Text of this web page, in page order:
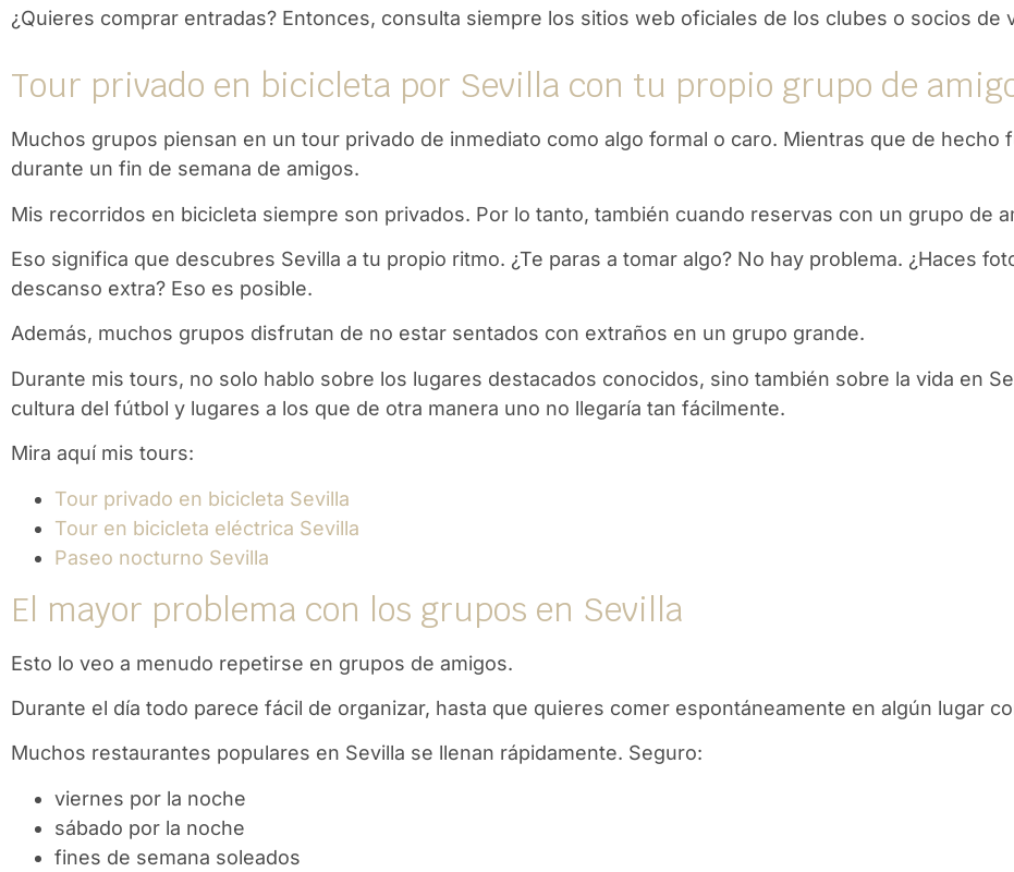
¿Quieres comprar entradas? Entonces, consulta siempre los sitios web oficiales de los clubes o socios de
Tour privado en bicicleta por Sevilla con tu propio grupo de
Muchos grupos piensan en un tour privado de inmediato como algo formal o caro. Mientras que de hecho
durante un fin de semana de amigos.
Mis recorridos en bicicleta siempre son privados. Por lo tanto, también cuando reservas con un grupo de
Eso significa que descubres Sevilla a tu propio ritmo. ¿Te paras a tomar algo? No hay problema. ¿Haces
descanso extra? Eso es posible.
Además, muchos grupos disfrutan de no estar sentados con extraños en un grupo grande.
Durante mis tours, no solo hablo sobre los lugares destacados conocidos, sino también sobre la vida en
cultura del fútbol y lugares a los que de otra manera uno no llegaría tan fácilmente.
Mira aquí mis tours:
Tour privado en bicicleta Sevilla
Tour en bicicleta eléctrica Sevilla
Paseo nocturno Sevilla
El mayor problema con los grupos en Sevilla
Esto lo veo a menudo repetirse en grupos de amigos.
Durante el día todo parece fácil de organizar, hasta que quieres comer espontáneamente en algún lugar
Muchos restaurantes populares en Sevilla se llenan rápidamente. Seguro:
viernes por la noche
sábado por la noche
fines de semana soleados